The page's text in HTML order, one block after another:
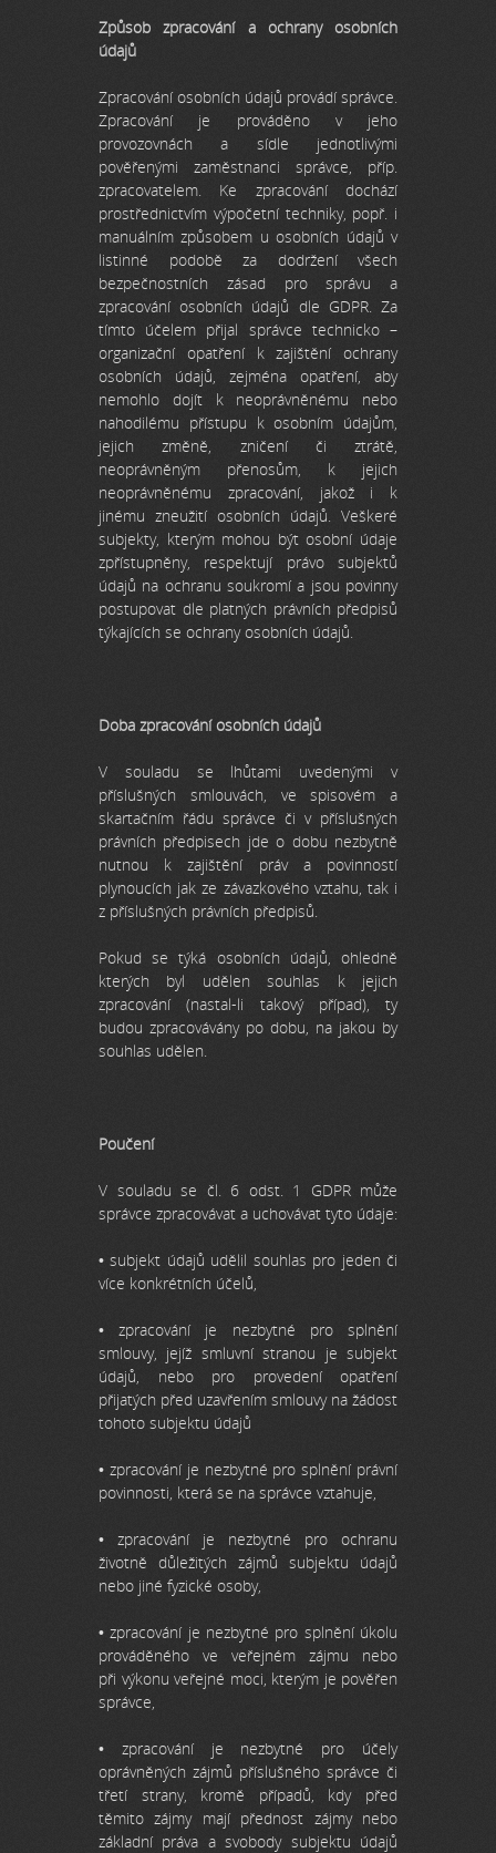
Způsob zpracování a ochrany osobních
údajů
Zpracování osobních údajů provádí správce.
Zpracování je prováděno v jeho
provozovnách a sídle jednotlivými
pověřenými zaměstnanci správce, příp.
zpracovatelem. Ke zpracování dochází
prostřednictvím výpočetní techniky, popř. i
manuálním způsobem u osobních údajů v
listinné podobě za dodržení všech
bezpečnostních zásad pro správu a
zpracování osobních údajů dle GDPR. Za
tímto účelem přijal správce technicko –
organizační opatření k zajištění ochrany
osobních údajů, zejména opatření, aby
nemohlo dojít k neoprávněnému nebo
nahodilému přístupu k osobním údajům,
jejich změně, zničení či ztrátě,
neoprávněným přenosům, k jejich
neoprávněnému zpracování, jakož i k
jinému zneužití osobních údajů. Veškeré
subjekty, kterým mohou být osobní údaje
zpřístupněny, respektují právo subjektů
údajů na ochranu soukromí a jsou povinny
postupovat dle platných právních předpisů
týkajících se ochrany osobních údajů.
Doba zpracování osobních údajů
V souladu se lhůtami uvedenými v
příslušných smlouvách, ve spisovém a
skartačním řádu správce či v příslušných
právních předpisech jde o dobu nezbytně
nutnou k zajištění práv a povinností
plynoucích jak ze závazkového vztahu, tak i
z příslušných právních předpisů.
Pokud se týká osobních údajů, ohledně
kterých byl udělen souhlas k jejich
zpracování (nastal-li takový případ), ty
budou zpracovávány po dobu, na jakou by
souhlas udělen.
Poučení
V souladu se čl. 6 odst. 1 GDPR může
správce zpracovávat a uchovávat tyto údaje:
• subjekt údajů udělil souhlas pro jeden či
více konkrétních účelů,
• zpracování je nezbytné pro splnění
smlouvy, jejíž smluvní stranou je subjekt
údajů, nebo pro provedení opatření
přijatých před uzavřením smlouvy na žádost
tohoto subjektu údajů
• zpracování je nezbytné pro splnění právní
povinnosti, která se na správce vztahuje,
• zpracování je nezbytné pro ochranu
životně důležitých zájmů subjektu údajů
nebo jiné fyzické osoby,
• zpracování je nezbytné pro splnění úkolu
prováděného ve veřejném zájmu nebo
při výkonu veřejné moci, kterým je pověřen
správce,
• zpracování je nezbytné pro účely
oprávněných zájmů příslušného správce či
třetí strany, kromě případů, kdy před
těmito zájmy mají přednost zájmy nebo
základní práva a svobody subjektu údajů